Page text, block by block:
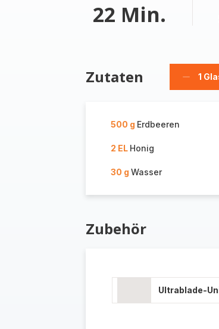
(Durchschnitt)
22 Min.
Zutaten
Glas1
500 g Erdbeeren
2 EL Honig
30 g Wasser
Zubehör
Ultrablade-